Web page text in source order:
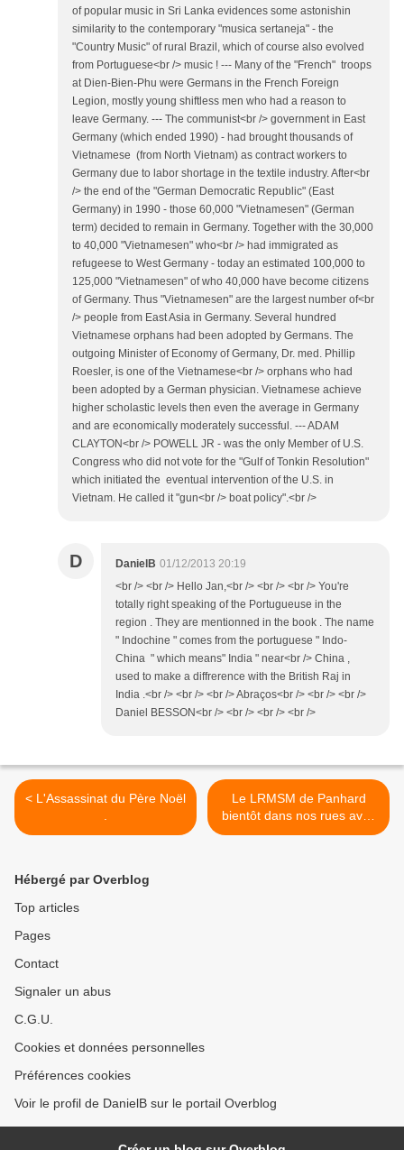
of popular music in Sri Lanka evidences some astonishin
similarity to the contemporary "musica sertaneja" - the
"Country Music" of rural Brazil, which of course also evolved
from Portuguese<br /> music ! --- Many of the "French" troops
at Dien-Bien-Phu were Germans in the French Foreign
Legion, mostly young shiftless men who had a reason to
leave Germany. --- The communist<br /> government in East
Germany (which ended 1990) - had brought thousands of
Vietnamese (from North Vietnam) as contract workers to
Germany due to labor shortage in the textile industry. After<br
/> the end of the "German Democratic Republic" (East
Germany) in 1990 - those 60,000 "Vietnamesen" (German
term) decided to remain in Germany. Together with the 30,000
to 40,000 "Vietnamesen" who<br /> had immigrated as
refugeese to West Germany - today an estimated 100,000 to
125,000 "Vietnamesen" of who 40,000 have become citizens
of Germany. Thus "Vietnamesen" are the largest number of<br
/> people from East Asia in Germany. Several hundred
Vietnamese orphans had been adopted by Germans. The
outgoing Minister of Economy of Germany, Dr. med. Phillip
Roesler, is one of the Vietnamese<br /> orphans who had
been adopted by a German physician. Vietnamese achieve
higher scholastic levels then even the average in Germany
and are economically moderately successful. --- ADAM
CLAYTON<br /> POWELL JR - was the only Member of U.S.
Congress who did not vote for the "Gulf of Tonkin Resolution"
which initiated the eventual intervention of the U.S. in
Vietnam. He called it "gun<br /> boat policy".<br />
D DanielB 01/12/2013 20:19
<br /> <br /> Hello Jan,<br /> <br /> <br /> You're
totally right speaking of the Portugueuse in the
region . They are mentionned in the book . The name
" Indochine " comes from the portuguese " Indo-
China " which means" India " near<br /> China ,
used to make a diffrerence with the British Raj in
India .<br /> <br /> <br /> Abraços<br /> <br /> <br />
Daniel BESSON<br /> <br /> <br /> <br />
< L'Assassinat du Père Noël
Le LRMSM de Panhard
bientôt dans nos rues avec
des militaires pour réprimer
Hébergé par Overblog
Top articles
Pages
Contact
Signaler un abus
C.G.U.
Cookies et données personnelles
Préférences cookies
Voir le profil de DanielB sur le portail Overblog